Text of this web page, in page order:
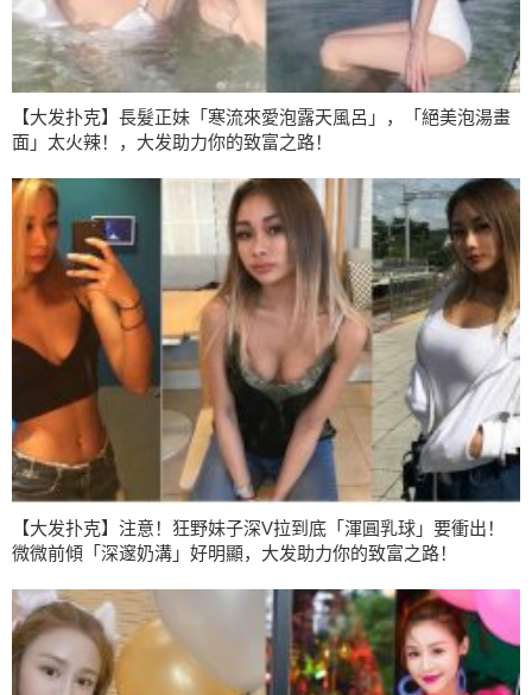
【大发扑克】長髮正妹「寒流來愛泡露天風呂」，「絕美泡湯畫
面」太火辣！，大发助力你的致富之路！
【大发扑克】注意！狂野妹子深V拉到底「渾圓乳球」要衝出！
微微前傾「深邃奶溝」好明顯，大发助力你的致富之路！